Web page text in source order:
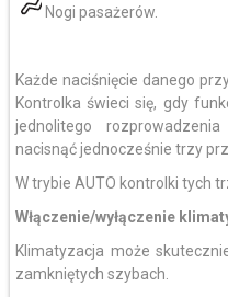
Nogi pasażerów.
Każde naciśnięcie danego
Kontrolka świeci się, gdy
jednolitego
nacisnąć jednocześnie trzy
W trybie AUTO kontrolki tych
Włączenie/wyłączenie
Klimatyzacja może
zamkniętych szybach.